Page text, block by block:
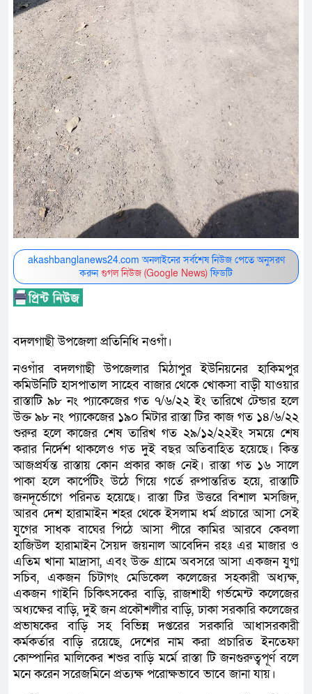
akashbanglanews24.com অনলাইনের সর্বশেষ নিউজ পেতে অনুসরণ
করুনগুগল নিউজ (Google News)ফিডটি
বদলগাছী উপজেলা প্রতিনিধি নওগাঁ।
নওগাঁর বদলগাছী উপজেলার মিঠাপুর ইউনিয়নের হাকিমপুর
কমিউনিটি হাসপাতাল সাহেব বাজার থেকে খোকসা বাড়ী যাওয়ার
রাস্তাটি ৯৮ নং প্যাকেজের গত ৭/৬/২২ ইং তারিখে টেন্ডার হলে
উক্ত ৯৮ নং প্যাকেজের ১৯০ মিটার রাস্তা টির কাজ গত ১৪/৬/২২
শুরুর হলে কাজের শেষ তারিখ গত ২৯/১২/২২ইং সময়ে শেষ
করার নির্দেশ থাকলেও গত দুই বছর অতিবাহিত হয়েছে। কিন্ত
আজপ্রর্যন্ত রাস্তায় কোন প্রকার কাজ নেই। রাস্তা গত ১৬ সালে
পাকা হলে কার্পেটিং উঠে গিয়ে গর্তে রুপান্তরিত হয়ে, রাস্তাটি
জনদূর্ভোগে পরিনত হয়েছে। রাস্তা টির উত্তরে বিশাল মসজিদ,
আরব দেশ হারামাইন শহর থেকে ইসলাম ধর্ম প্রচারে আসা সেই
যুগের সাধক বাঘের পিঠে আসা পীরে কামির আরবে কেবলা
হাজিউল হারামাইন সৈয়দ জয়নাল আবেদিন রহঃ এর মাজার ও
এতিম খানা মাদ্রাসা, এবং উক্ত গ্রামে অবসরে আসা একজন যুগ্ম
সচিব, একজন চিটাগং মেডিকেল কলেজের সহকারী অধ্যক্ষ,
একজন গাইনি চিকিৎসকের বাড়ি, রাজশাহী গর্ভমেন্ট কলেজের
অধ্যক্ষের বাড়ি, দুই জন প্রকৌশলীর বাড়ি, ঢাকা সরকারি কলেজের
প্রভাষকের বাড়ি সহ বিভিন্ন দপ্তরের সরকারি আধাসরকারী
কর্মকর্তার বাড়ি রয়েছে, দেশের নাম করা প্রচারিত ইনতেফা
কোম্পানির মালিকের শশুর বাড়ি মর্মে রাস্তা টি জনগুরুত্বপূর্ণ বলে
মনে করেন সরেজমিনে প্রত্যক্ষ পরোক্ষভাবে ভাবে জানা যায়।